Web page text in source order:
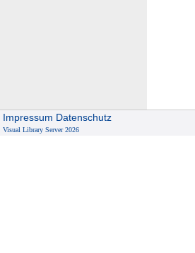
Impressum Datenschutz
Visual Library Server 2026